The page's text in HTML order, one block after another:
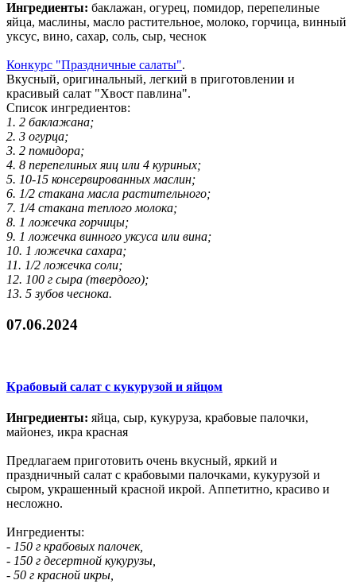
Ингредиенты: баклажан, огурец, помидор, перепелиные
яйца, маслины, масло растительное, молоко, горчица, винный
уксус, вино, сахар, соль, сыр, чеснок
Конкурс "Праздничные салаты".
Вкусный, оригинальный, легкий в приготовлении и
красивый салат "Хвост павлина".
Список ингредиентов:
1. 2 баклажана;
2. 3 огурца;
3. 2 помидора;
4. 8 перепелиных яиц или 4 куриных;
5. 10-15 консервированных маслин;
6. 1/2 стакана масла растительного;
7. 1/4 стакана теплого молока;
8. 1 ложечка горчицы;
9. 1 ложечка винного уксуса или вина;
10. 1 ложечка сахара;
11. 1/2 ложечка соли;
12. 100 г сыра (твердого);
13. 5 зубов чеснока.
07.06.2024
Крабовый салат с кукурузой и яйцом
Ингредиенты: яйца, сыр, кукуруза, крабовые палочки,
майонез, икра красная
Предлагаем приготовить очень вкусный, яркий и
праздничный салат с крабовыми палочками, кукурузой и
сыром, украшенный красной икрой. Аппетитно, красиво и
несложно.
Ингредиенты:
- 150 г крабовых палочек,
- 150 г десертной кукурузы,
- 50 г красной икры,